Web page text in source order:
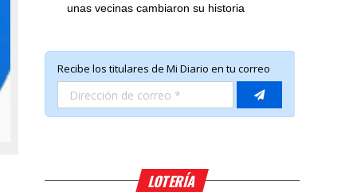
unas vecinas cambiaron su historia
LOTERÍA